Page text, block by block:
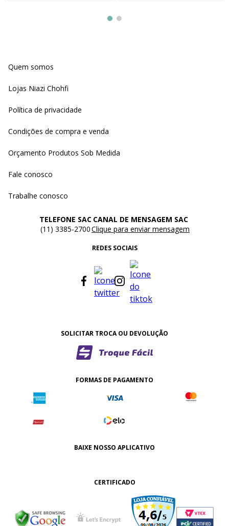
Quem somos
Lojas Niazi Chohfi
Política de privacidade
Condições de compra e venda
Orçamento Produtos Sob Medida
Fale conosco
Trabalhe conosco
TELEFONE SAC
(11) 3385-2700
CANAL DE MENSAGEM SAC
Clique para enviar mensagem
REDES SOCIAIS
SOLICITAR TROCA OU DEVOLUÇÃO
FORMAS DE PAGAMENTO
BAIXE NOSSO APLICATIVO
CERTIFICADO